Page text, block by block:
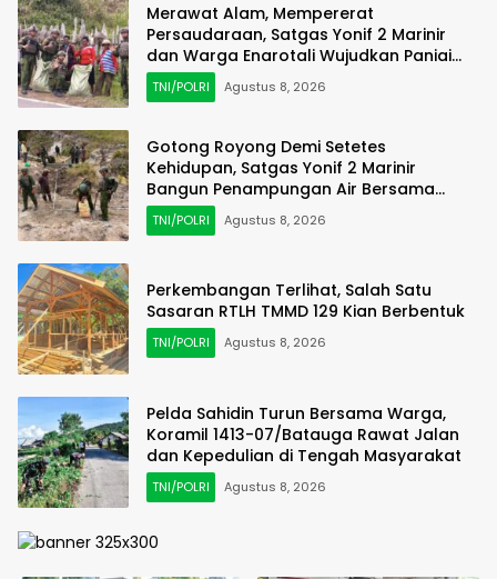
Merawat Alam, Mempererat
Persaudaraan, Satgas Yonif 2 Marinir
dan Warga Enarotali Wujudkan Paniai
Bersih, Indonesia Asri
TNI/POLRI Agustus 8, 2026
Gotong Royong Demi Setetes
Kehidupan, Satgas Yonif 2 Marinir
Bangun Penampungan Air Bersama
Masyarakat Pasir Putih
TNI/POLRI Agustus 8, 2026
Perkembangan Terlihat, Salah Satu
Sasaran RTLH TMMD 129 Kian Berbentuk
TNI/POLRI Agustus 8, 2026
Pelda Sahidin Turun Bersama Warga,
Koramil 1413-07/Batauga Rawat Jalan
dan Kepedulian di Tengah Masyarakat
TNI/POLRI Agustus 8, 2026